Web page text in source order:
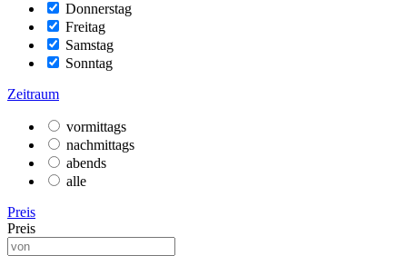
Donnerstag
Freitag
Samstag
Sonntag
Zeitraum
vormittags
nachmittags
abends
alle
Preis
Preis